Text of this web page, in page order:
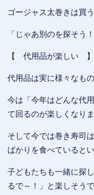
ゴージャス太巻きは買
「じゃあ別のを探そう
【 代用品が楽しい 】
代用品は実に様々なも
今は「今年はどんな代
て回るのが楽しくなりま
そして今では巻き寿司
ばかりを食べているとい
子どもたちも一緒に探
るで～！」と楽しそうで